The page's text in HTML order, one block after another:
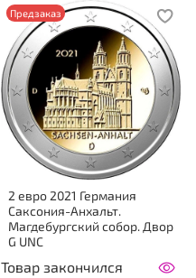
Предзаказ
2 евро 2021 Германия
Саксония-Анхальт.
Магдебургский собор. Двор
G UNC
Товар закончился